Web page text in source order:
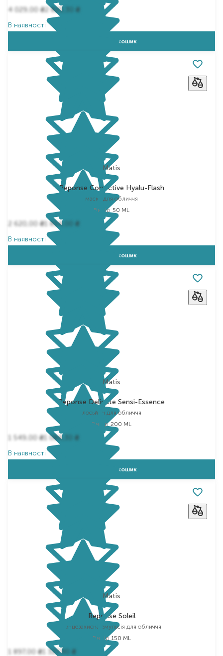
4 029,00₴2 820,30
₴
В наявності
Додати в кошик
Matis
Reponse Corrective Hyalu-Flash
маска для обличчя
Вибір 50 ML
2 620,00₴1 834,00
₴
В наявності
Додати в кошик
Matis
Reponse Delicate Sensi-Essence
лосьйон для обличчя
Вибір 200 ML
1 549,00₴1 084,30
₴
В наявності
Додати в кошик
Matis
Reponse Soleil
сонцезахисна емульсія для обличчя
Вибір 150 ML
1 897,00₴1 327,90 ₴